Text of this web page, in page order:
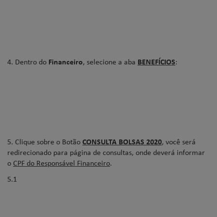
4. Dentro do Financeiro, selecione a aba BENEFÍCIOS:
5. Clique sobre o BotãoCONSULTA BOLSAS 2020, você será
redirecionado para página de consultas, onde deverá informar
o CPF do Responsável Financeiro.
5.1